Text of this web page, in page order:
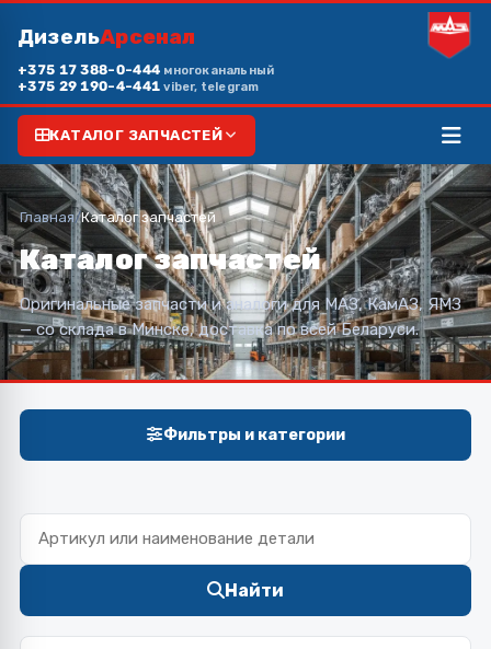
ДизельАрсенал
+375 17 388-0-444 многоканальный
+375 29 190-4-441viber, telegram
КАТАЛОГ ЗАПЧАСТЕЙ
Главная/Каталог запчастей
Каталог запчастей
Оригинальные запчасти и аналоги для МАЗ, КамАЗ, ЯМЗ
— со склада в Минске, доставка по всей Беларуси.
Фильтры и категории
Найти